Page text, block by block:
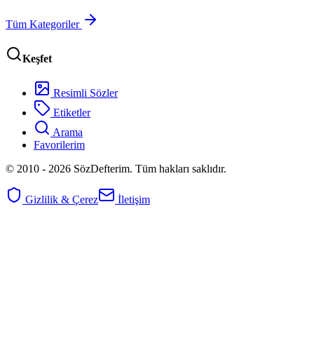
Tüm Kategoriler
Keşfet
Resimli Sözler
Etiketler
Arama
Favorilerim
© 2010 - 2026 SözDefterim. Tüm hakları saklıdır.
Gizlilik & Çerez İletişim